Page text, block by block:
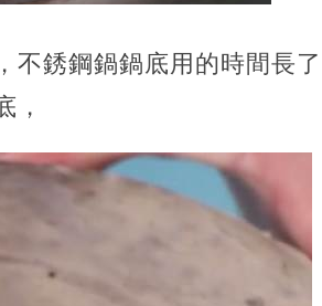
不銹鋼鍋鍋底用的時間長
，